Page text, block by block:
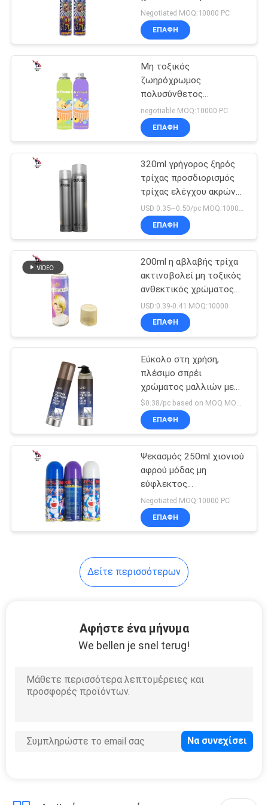
SITEMAP
ΠΟΛΙΤΙΚΉ
ΑΠΟΡΡΉΤΟΥ
Τεχνητός
ψεκασμός χιονιού
68
ανόητος ψεκασμός
σειράς
67
Τεχνητό χιόνι
ψεκασμού
Ψεκασμός
κιμωλίας γκράφιτι
Κέρατο αέρα
αναψυκτικών αέρα
γιορτινή γιορτή
γενέθλια πάρτι
Negotiated MOQ:10000 PC
ΕΠΑΦΉ
Μη τοξικός
ζωηρόχρωμος
πολυσύνθετος
ψεκασμού αφρού
λουτρών λευκοσιδήρου
για τα παιδιά
negotiable MOQ:10000 PC
ΕΠΑΦΉ
320ml γρήγορος ξηρός
τρίχας προσδιορισμός
τρίχας ελέγχου ακρών
ψεκασμού μακράς
διαρκείας
ΕΠΑΦΉ
200ml η αβλαβής τρίχα
ακτινοβολεί μη τοξικός
ανθεκτικός χρώματος
ψεκασμού χρυσός
USD:0.39-0.41 MOQ:10000
ΕΠΑΦΉ
Εύκολο στη χρήση,
πλέσιμο σπρέι
χρώματος μαλλιών με
προσαρμοσμένο άρωμα
SEDEX
$0.38/pc based on MOQ MOQ:10000pcs
ΕΠΑΦΉ
Ψεκασμός 250ml χιονιού
αφρού μόδας μη
εύφλεκτος
ζωηρόχρωμος για τα
γενέθλια
Negotiated MOQ:10000 PC
ΕΠΑΦΉ
Δείτε περισσότερων
Αφήστε ένα μήνυμα
We bellen je snel terug!